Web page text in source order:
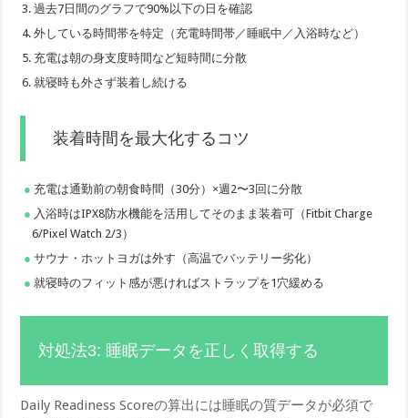
過去7日間のグラフで90%以下の日を確認
外している時間帯を特定（充電時間帯／睡眠中／入浴時など）
充電は朝の身支度時間など短時間に分散
就寝時も外さず装着し続ける
装着時間を最大化するコツ
充電は通勤前の朝食時間（30分）×週2〜3回に分散
入浴時はIPX8防水機能を活用してそのまま装着可（Fitbit Charge
6/Pixel Watch 2/3）
サウナ・ホットヨガは外す（高温でバッテリー劣化）
就寝時のフィット感が悪ければストラップを1穴緩める
対処法3: 睡眠データを正しく取得する
Daily Readiness Scoreの算出には睡眠の質データが必須で